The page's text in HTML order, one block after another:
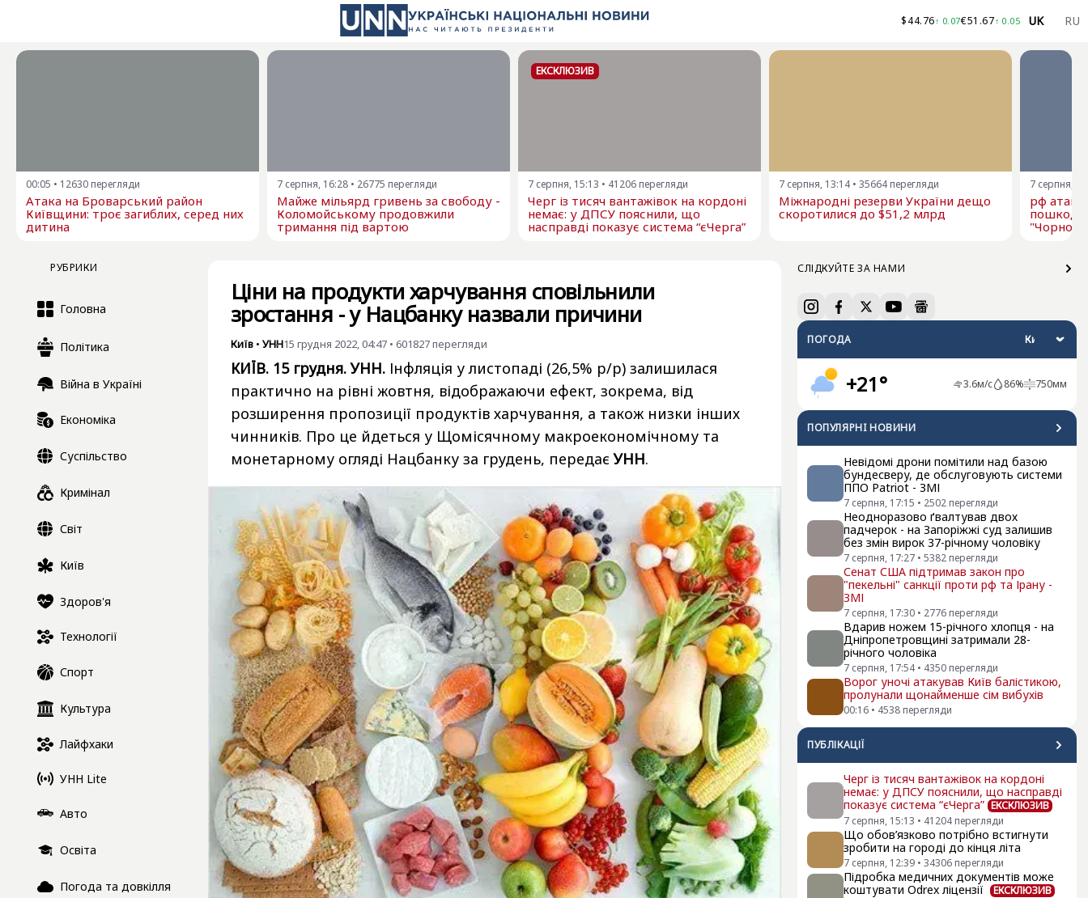
$44.76↑ 0.07€51.67↑ 0.05 UK RU
00:05 • 12630 перегляди
Атака на Броварський район
Київщини: троє загиблих, серед них
дитина
7 серпня, 16:28 • 26775 перегляди
Майже мільярд гривень за свободу -
Коломойському продовжили
тримання під вартою
ЕКСКЛЮЗИВ
7 серпня, 15:13 • 41206 перегляди
Черг із тисяч вантажівок на кордоні
немає: у ДПСУ пояснили, що
насправді показує система “єЧерга”
7 серпня, 13:14 • 35664 перегляди
Міжнародні резерви України дещо
скоротилися до $51,2 млрд
7 серпня,
рф
РУБРИКИ
Головна
Політика
Війна в Україні
Економіка
Суспільство
Кримінал
Світ
Київ
Здоров'я
Технології
Спорт
Культура
Лайфхаки
УНН Lite
Авто
Освіта
Погода та довкілля
СЛІДКУЙТЕ ЗА НАМИ
ПОГОДА
+21° 3.6м/с 86% 750мм
ПОПУЛЯРНI НОВИНИ
Невідомі дрони помітили над базою
бундесверу, де обслуговують системи
ППО Patriot - ЗМІ
7 серпня, 17:15 • 2502 перегляди
Неодноразово ґвалтував двох
падчерок - на Запоріжжі суд залишив
без змін вирок 37-річному чоловіку
7 серпня, 17:27 • 5382 перегляди
Сенат США підтримав закон про
"пекельні" санкції проти рф та Ірану -
ЗМІ
7 серпня, 17:30 • 2776 перегляди
Вдарив ножем 15-річного хлопця - на
Дніпропетровщині затримали 28-
річного чоловіка
7 серпня, 17:54 • 4350 перегляди
Ворог уночі атакував Київ балістикою,
пролунали щонайменше сім вибухів
00:16 • 4538 перегляди
ПУБЛІКАЦІЇ
Черг із тисяч вантажівок на кордоні
немає: у ДПСУ пояснили, що насправді
показує система “єЧерга” ЕКСКЛЮЗИВ
7 серпня, 15:13 • 41204 перегляди
Що обов’язково потрібно встигнути
зробити на городі до кінця літа
7 серпня, 12:39 • 34306 перегляди
Підробка медичних документів може
коштувати Odrex ліцензії
ЕКСКЛЮЗИВ
Ціни на продукти харчування сповільнили
зростання - у Нацбанку назвали причини
Київ • УНН15 грудня 2022, 04:47 • 601827перегляди
КИЇВ. 15 грудня. УНН. Інфляція у листопаді (26,5% р/р) залишилася
практично на рівні жовтня, відображаючи ефект, зокрема, від
розширення пропозиції продуктів харчування, а також низки інших
чинників. Про це йдеться у Щомісячному макроекономічному та
монетарному огляді Нацбанку за грудень, передаєУНН.